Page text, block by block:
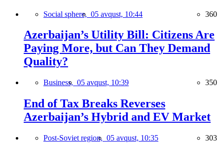
Social sphere, 05 avqust, 10:44 360
Azerbaijan’s Utility Bill: Citizens Are
Paying More, but Can They Demand
Quality?
Business, 05 avqust, 10:39 350
End of Tax Breaks Reverses
Azerbaijan’s Hybrid and EV Market
Post-Soviet region, 05 avqust, 10:35 303